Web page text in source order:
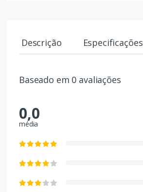
Descrição Especificações
Baseado em 0 avaliações
0,0
média